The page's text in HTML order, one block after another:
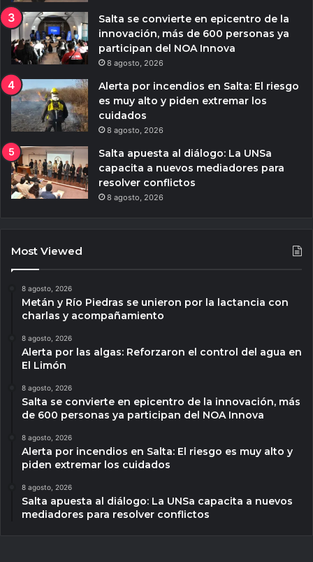
Salta se convierte en epicentro de la
innovación, más de 600 personas ya
participan del NOA Innova
8 agosto, 2026
Alerta por incendios en Salta: El riesgo
es muy alto y piden extremar los
cuidados
8 agosto, 2026
Salta apuesta al diálogo: La UNSa
capacita a nuevos mediadores para
resolver conflictos
8 agosto, 2026
Most Viewed
8 agosto, 2026
Metán y Río Piedras se unieron por la lactancia con
charlas y acompañamiento
8 agosto, 2026
Alerta por las algas: Reforzaron el control del agua en
El Limón
8 agosto, 2026
Salta se convierte en epicentro de la innovación, más
de 600 personas ya participan del NOA Innova
8 agosto, 2026
Alerta por incendios en Salta: El riesgo es muy alto y
piden extremar los cuidados
8 agosto, 2026
Salta apuesta al diálogo: La UNSa capacita a nuevos
mediadores para resolver conflictos